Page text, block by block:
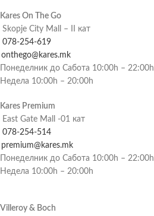
Kares On The Go
Skopje City Mall – II кат
078-254-619
onthego@kares.mk
Понеделник до Сабота 10:00h – 22:00h
Недела 10:00h – 20:00h
Kares Premium
East Gate Mall -01 кат
078-254-514
premium@kares.mk
Понеделник до Сабота 10:00h – 22:00h
Недела 10:00h – 20:00h
Villeroy & Boch